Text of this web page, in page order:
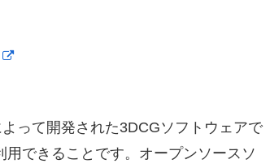
って開発された3DCGソフトウェアで
できることです。オープンソースソ